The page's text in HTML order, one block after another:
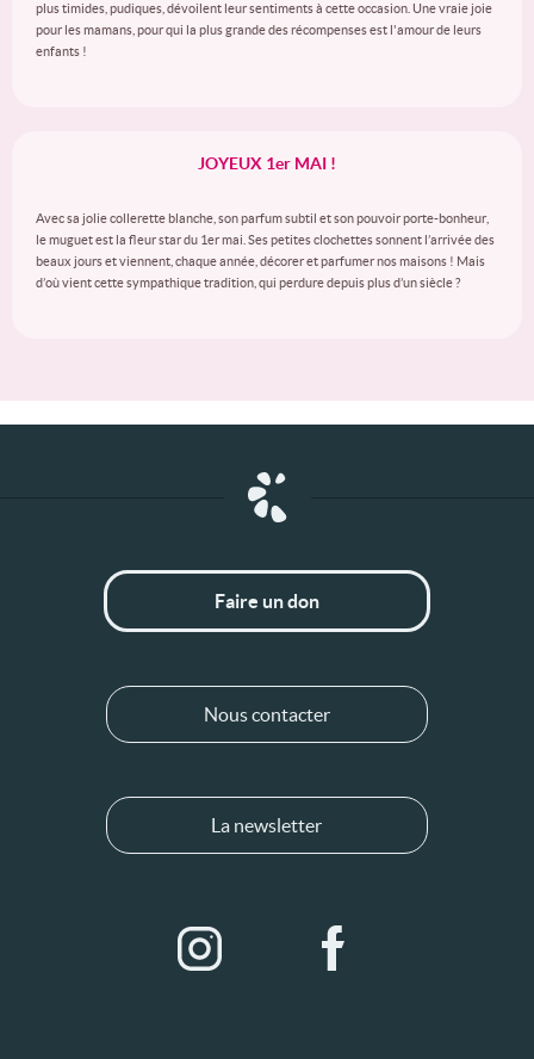
plus timides, pudiques, dévoilent leur sentiments à cette occasion. Une vraie joie
pour les mamans, pour qui la plus grande des récompenses est l'amour de leurs
enfants !
JOYEUX 1er MAI !
Avec sa jolie collerette blanche, son parfum subtil et son pouvoir porte-bonheur,
le muguet est la fleur star du 1er mai. Ses petites clochettes sonnent l’arrivée des
beaux jours et viennent, chaque année, décorer et parfumer nos maisons ! Mais
d’où vient cette sympathique tradition, qui perdure depuis plus d’un siècle ?
Faire un don
Nous contacter
La newsletter